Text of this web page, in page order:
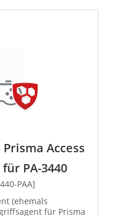
Access
PA-3440
PAA]
(ehemals